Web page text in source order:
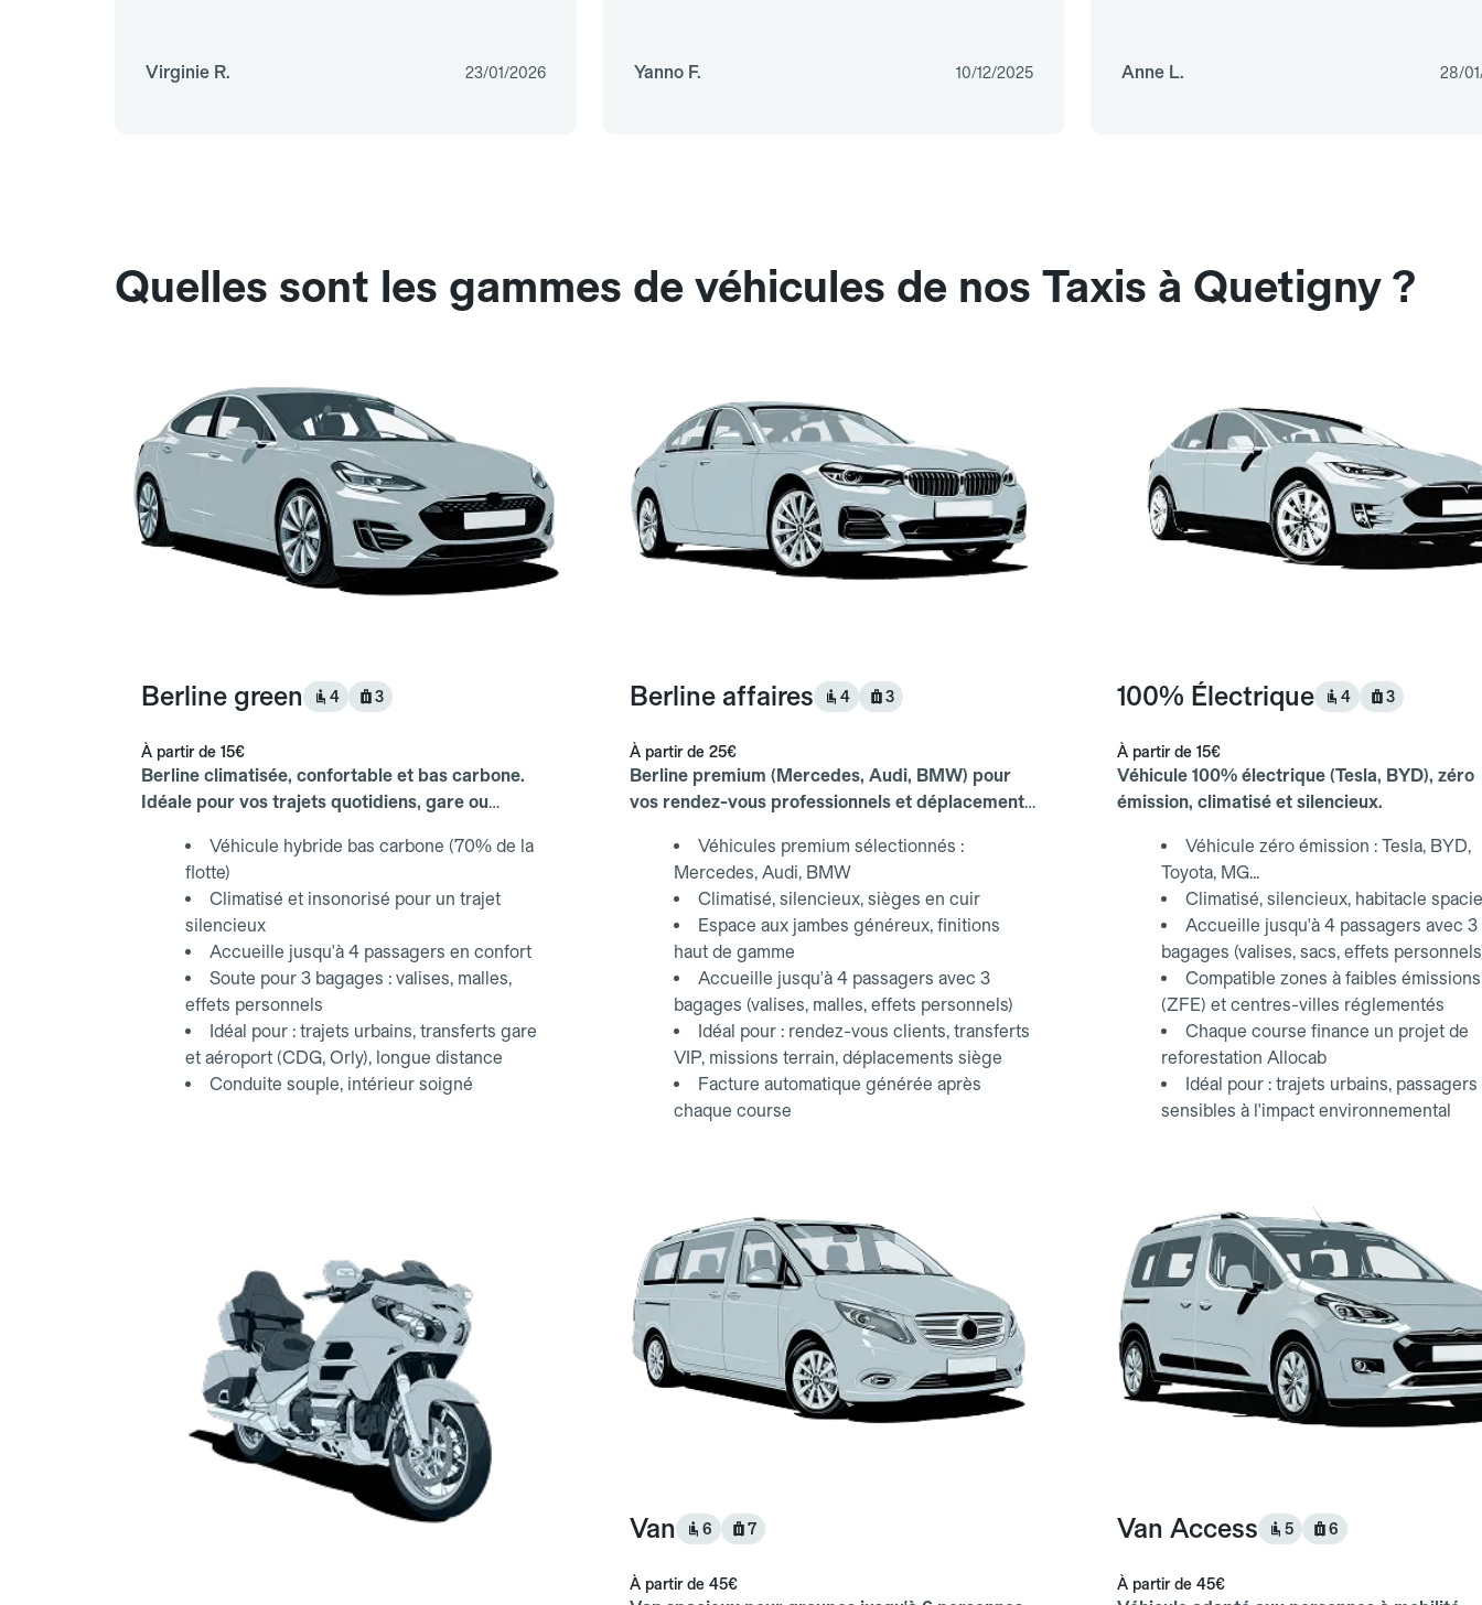
Virginie R. 23/01/2026 Yanno F. 10/12/2025 Anne L. 28/
Quelles sont les gammes de véhicules de nos Taxis à Quetigny ?
Berline green 4 3
À partir de 15€
Berline climatisée, confortable et bas carbone.
Idéale pour vos trajets quotidiens, gare ou
Véhicule hybride bas carbone (70% de la
flotte)
Climatisé et insonorisé pour un trajet
silencieux
Accueille jusqu'à 4 passagers en confort
Soute pour 3 bagages : valises, malles,
effets personnels
Idéal pour : trajets urbains, transferts gare
et aéroport (CDG, Orly), longue distance
Conduite souple, intérieur soigné
Berline affaires 4 3
À partir de 25€
Berline premium (Mercedes, Audi, BMW) pour
vos rendez-vous professionnels et déplacements
Véhicules premium sélectionnés :
Mercedes, Audi, BMW
Climatisé, silencieux, sièges en cuir
Espace aux jambes généreux, finitions
haut de gamme
Accueille jusqu'à 4 passagers avec 3
bagages (valises, malles, effets personnels)
Idéal pour : rendez-vous clients, transferts
VIP, missions terrain, déplacements siège
Facture automatique générée après
chaque course
100% Électrique 4 3
À partir de 15€
Véhicule 100% électrique (Tesla, BYD), zéro
émission, climatisé et silencieux.
Véhicule zéro émission : Tesla, BYD,
Toyota, MG...
Climatisé, silencieux, habitacle
Accueille jusqu'à 4 passagers avec 3
bagages (valises, sacs, effets
Compatible zones à faibles émissions
(ZFE) et centres-villes réglementés
Chaque course finance un projet de
reforestation Allocab
Idéal pour : trajets urbains, passagers
sensibles à l'impact environnemental
Van 6 7
À partir de 45€
Van Access 5 6
À partir de 45€